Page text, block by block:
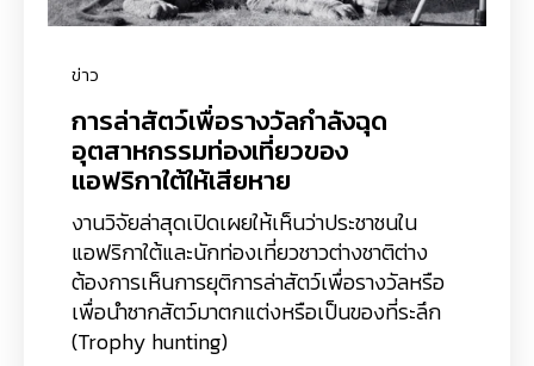
การล่าสัตว์เพื่อรางวัลกำลังฉุด
อุตสาหกรรมท่องเที่ยวของ
แอฟริกาใต้ให้เสียหาย
ข่าว
งานวิจัยล่าสุดเปิดเผยให้เห็นว่าประชาชนใน
แอฟริกาใต้และนักท่องเที่ยวชาวต่างชาติต่าง
ต้องการเห็นการยุติการล่าสัตว์เพื่อรางวัลหรือ
เพื่อนำซากสัตว์มาตกแต่งหรือเป็นของที่ระลึก
(Trophy hunting)